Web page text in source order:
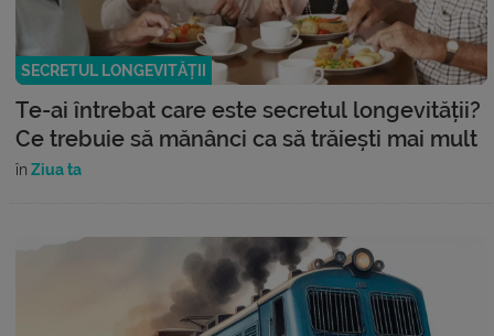
SECRETUL LONGEVITĂȚII
Te-ai întrebat care este secretul longevității?
Ce trebuie să mănânci ca să trăiești mai mult
în Ziua ta